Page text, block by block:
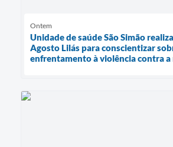
Ontem
Unidade de saúde São Simão
Agosto Lilás para conscientizar
enfrentamento à violência contra